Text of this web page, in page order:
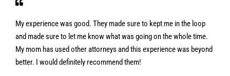
My experience was good. They made sure to kept me in the loop
and made sure to let me know what was going on the whole time.
My mom has used other attorneys and this experience was beyond
better. I would definitely recommend them!